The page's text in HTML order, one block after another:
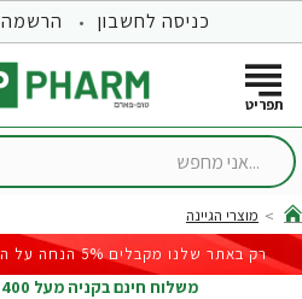
כניסה לחשבון הרשמה
...אני
home
מוצרי הגיינה
רק באתר שלנו מקבלים 5% הנחה על הקנייה הבאה |
משלוח חינם בקניה מעל 400 ש"ח | דרך איפוסט עד 5 ק"ג